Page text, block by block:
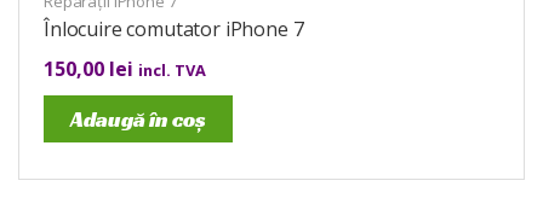
Înlocuire comutator iPhone 7
150,00 lei incl. TVA
Adaugă în coș